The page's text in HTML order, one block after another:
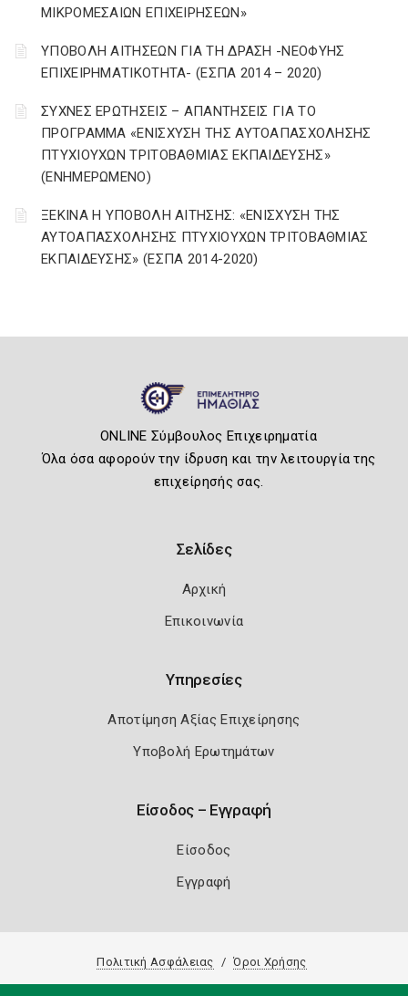
ΜΙΚΡΟΜΕΣΑΙΩΝ ΕΠΙΧΕΙΡΗΣΕΩΝ»
ΥΠΟΒΟΛΗ ΑΙΤΗΣΕΩΝ ΓΙΑ ΤΗ ΔΡΑΣΗ -ΝΕΟΦΥΗΣ
ΕΠΙΧΕΙΡΗΜΑΤΙΚΟΤΗΤΑ- (ΕΣΠΑ 2014 – 2020)
ΣΥΧΝΕΣ ΕΡΩΤΗΣΕΙΣ – ΑΠΑΝΤΗΣΕΙΣ ΓΙΑ ΤΟ
ΠΡΟΓΡΑΜΜΑ «ΕΝΙΣΧΥΣΗ ΤΗΣ ΑΥΤΟΑΠΑΣΧΟΛΗΣΗΣ
ΠΤΥΧΙΟΥΧΩΝ ΤΡΙΤΟΒΑΘΜΙΑΣ ΕΚΠΑΙΔΕΥΣΗΣ»
(ΕΝΗΜΕΡΩΜΕΝΟ)
ΞΕΚΙΝΑ Η ΥΠΟΒΟΛΗ ΑΙΤΗΣΗΣ: «ΕΝΙΣΧΥΣΗ ΤΗΣ
ΑΥΤΟΑΠΑΣΧΟΛΗΣΗΣ ΠΤΥΧΙΟΥΧΩΝ ΤΡΙΤΟΒΑΘΜΙΑΣ
ΕΚΠΑΙΔΕΥΣΗΣ» (ΕΣΠΑ 2014-2020)
ONLINE Σύμβουλος Επιχειρηματία
Όλα όσα αφορούν την ίδρυση και την λειτουργία της
επιχείρησής σας.
Σελίδες
Αρχική
Επικοινωνία
Υπηρεσίες
Αποτίμηση Αξίας Επιχείρησης
Υποβολή Ερωτημάτων
Είσοδος – Εγγραφή
Είσοδος
Εγγραφή
Πολιτική Ασφάλειας Όροι Χρήσης